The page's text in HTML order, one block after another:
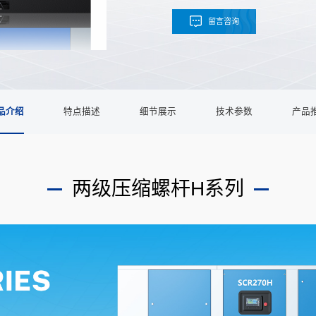
留言咨询
介绍 特点描述 细节展示 技术参数 产品
两级压缩螺杆H系列